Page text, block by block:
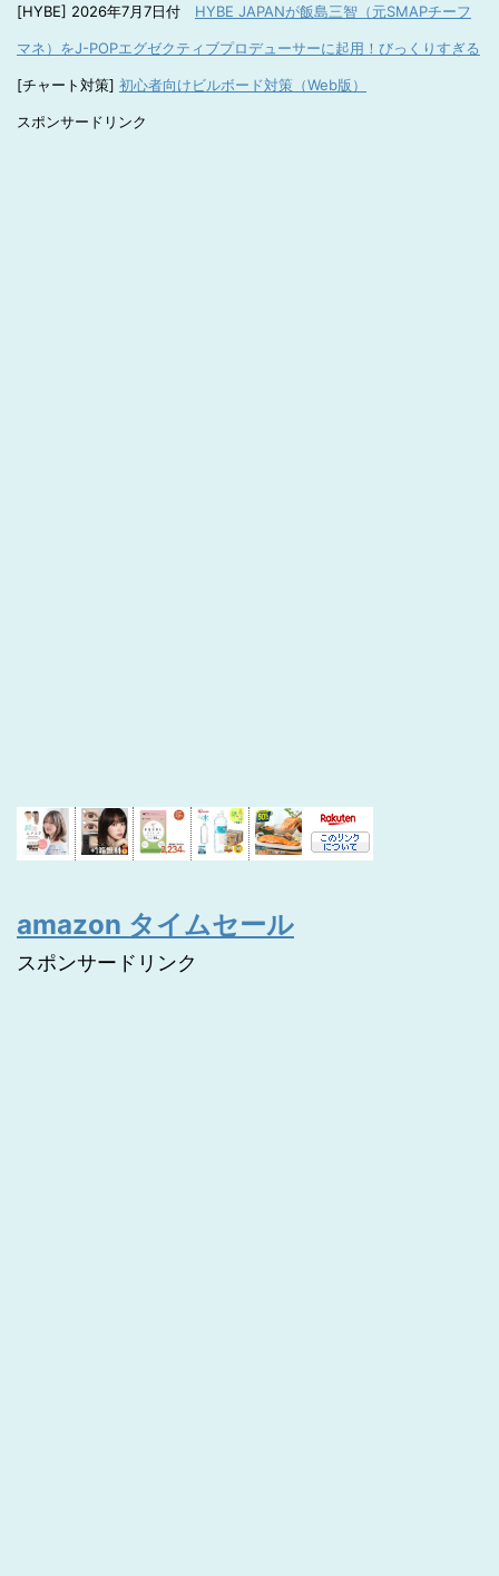
[HYBE] 2026年7月7日付 HYBE JAPANが飯島三智（元SMAPチーフ
マネ）をJ-POPエグゼクティブプロデューサーに起用！びっくりすぎる
[チャート対策] 初心者向けビルボード対策（Web版）
スポンサードリンク
amazon タイムセール
スポンサードリンク